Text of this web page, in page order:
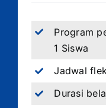
Program
1 Siswa
Jadwal
Durasi